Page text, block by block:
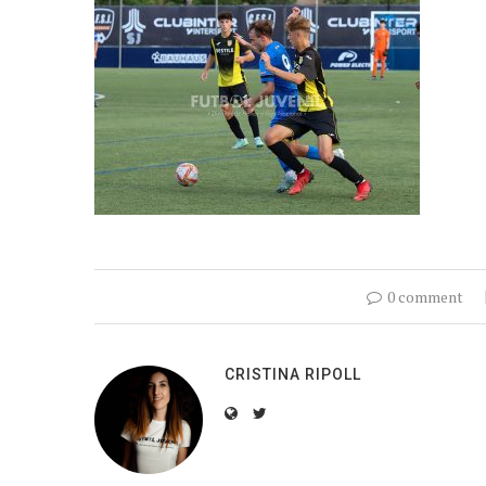
0 comment
CRISTINA RIPOLL